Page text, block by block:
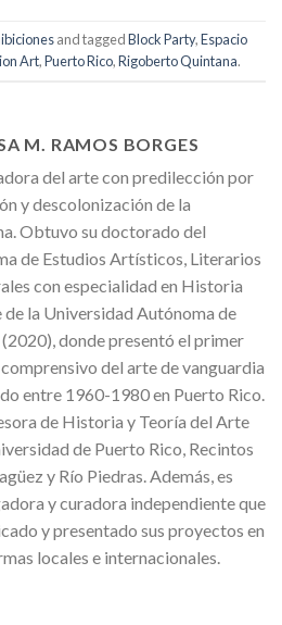
and taggedBlock Party,Espacio
Art,Puerto Rico,Rigoberto Quintana.
M. RAMOS BORGES
del arte con predilección por
y descolonización de la
Obtuvo su doctorado del
de Estudios Artísticos, Literarios
con especialidad en Historia
la Universidad Autónoma de
donde presentó el primer
del arte de vanguardia
entre 1960-1980 en Puerto Rico.
de Historia y Teoría del Arte
de Puerto Rico, Recintos
y Río Piedras. Además, es
y curadora independiente que
y presentado sus proyectos en
locales e internacionales.